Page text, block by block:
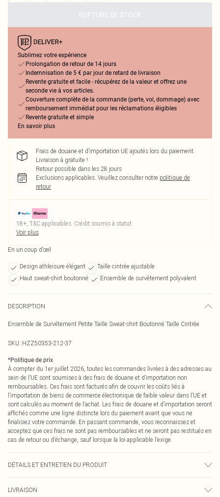
RUPTURE DE STOCK
Sublimez votre expérience
Prolongation de retour de 14 jours
Indemnisation de 5 € par jour de retard de livraison
Revente gratuite et facile - récupérez de la valeur et offrez une
seconde vie à vos articles.
Couverture complète de la commande (perte, vol, dommage) avec
remboursement immédiat pour les réclamations éligibles
Revente gratuite et simple
En savoir plus
Frais de douane et d’importation UE ajoutés lors du paiement.
Livraison à gratuite !
Retour possible dans les 28 jours
Exclusions applicables. Veuillez consulter notre politique de
retour
18+, T&C applicables. Crédit soumis à statut
Voir plus
En un coup d’œil
Design athleisure élégant
Taille cintrée ajustable
Haut sweat-shirt boutonné
Ensemble de survêtement polyvalent
DESCRIPTION
Ensemble de Survêtement Petite Taille Sweat-shirt Boutonné Taille Cintrée
SKU: HZZ50353-212-37
*Politique de prix
À compter du 1er juillet 2026, toutes les commandes livrées à des adresses au
sein de l’UE sont soumises à des frais de douane et d’importation non
remboursables. Ces frais sont facturés afin de couvrir les coûts liés à
l’importation de biens de commerce électronique de faible valeur dans l’UE et
sont calculés au moment de l’achat. Les frais de douane et d’importation seront
affichés comme une ligne distincte lors du paiement avant que vous ne
finalisiez votre commande. En passant commande, vous reconnaissez et
acceptez que ces frais ne sont pas remboursables et ne seront pas restitués en
cas de retour ou d’échange, sauf lorsque la loi applicable l’exige.
DÉTAILS ET ENTRETIEN DU PRODUIT
LIVRAISON